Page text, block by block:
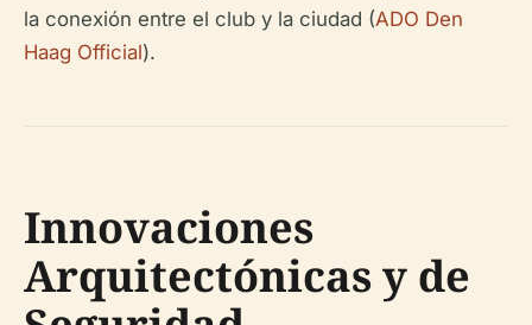
la conexión entre el club y la ciudad (ADO Den
Haag Official).
Innovaciones
Arquitectónicas y de